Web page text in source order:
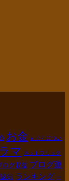
お金 もぐらについ
マ ネットフリック
ログ収益 ブログ運
知 ランキング 一